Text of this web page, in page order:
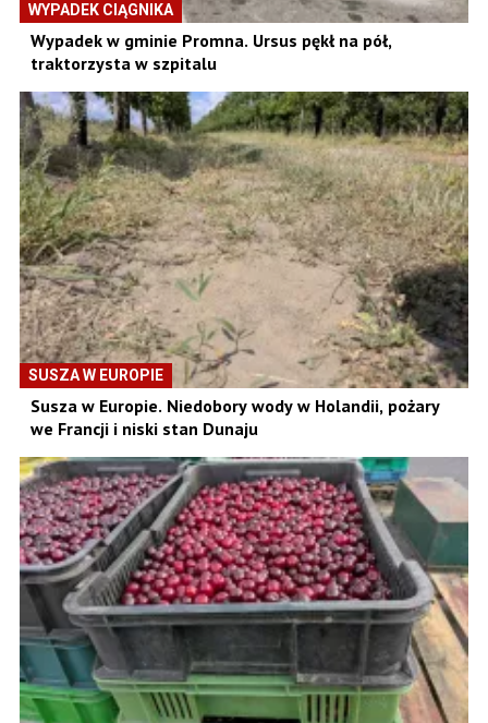
WYPADEK CIĄGNIKA
Wypadek w gminie Promna. Ursus pękł na pół,
traktorzysta w szpitalu
SUSZA W EUROPIE
Susza w Europie. Niedobory wody w Holandii, pożary
we Francji i niski stan Dunaju